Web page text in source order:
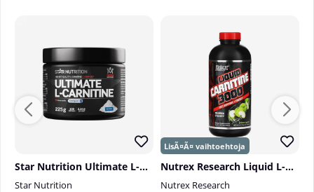
Star Nutrition Ultimate L-Carnitine , 225 g
Star Nutrition
Nutrex Research Liquid L-Carnitine 3000, 480 ml
Nutrex Research